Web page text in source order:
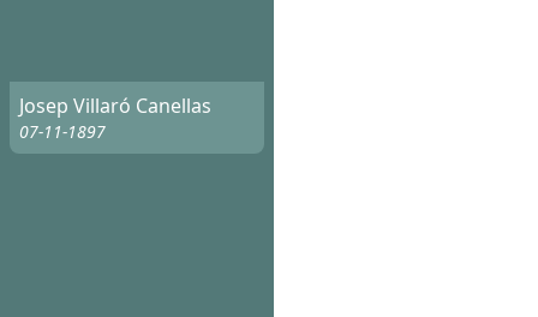
Josep Villaró Canellas
07-11-1897